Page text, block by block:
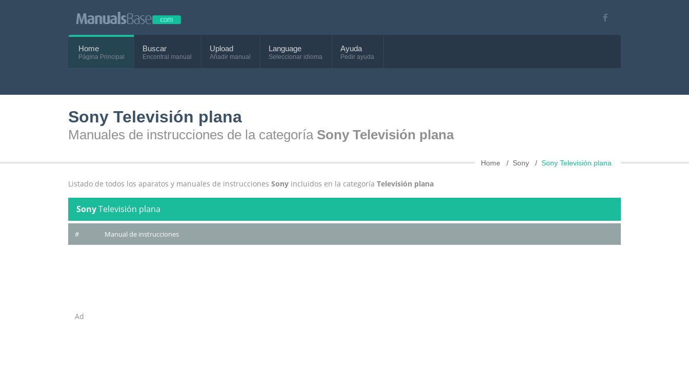
Home
Página Principal
Buscar
Encontral manual
Upload
Añadir manual
Language
Seleccionar idioma
Ayuda
Pedir ayuda
Sony Televisión plana
Manuales de instrucciones de la categoría Sony Televisión plana
Home Sony Sony Televisión plana
Listado de todos los aparatos y manuales de instrucciones Sony incluidos en la categoría Televisión plana
SonyTelevisión plana
# Manual de instrucciones
Ad